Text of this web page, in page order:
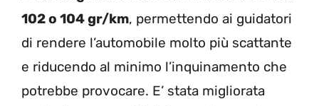
102 o 104 gr/km, permettendo ai guidatori
di rendere l’automobile molto più scattante
e riducendo al minimo l’inquinamento che
potrebbe provocare. E’ stata migliorata